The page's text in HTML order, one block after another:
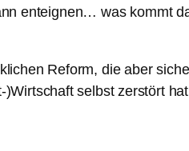
enteignen… was kommt
Reform, die aber
selbst zerstört